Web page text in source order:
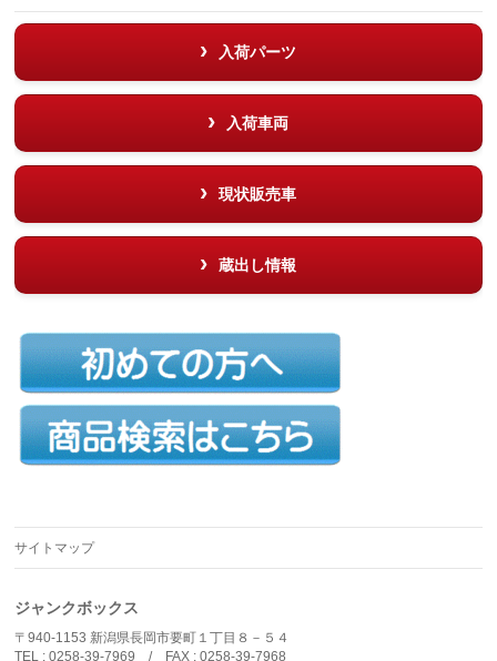
入荷パーツ
入荷車両
現状販売車
蔵出し情報
サイトマップ
ジャンクボックス
〒940-1153 新潟県長岡市要町１丁目８－５４
TEL : 0258-39-7969 / FAX : 0258-39-7968